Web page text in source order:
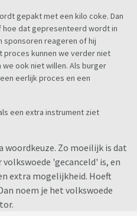
gepakt met een kilo coke. Dan
hoe dat gepresenteerd wordt in
sponsoren reageren of hij
proces kunnen we verder niet
ook niet willen. Als burger
eerlijk proces en een
een extra instrument ziet
woordkeuze. Zo moeilijk is dat
'gecanceld' is, en
extra mogelijkheid. Hoeft
noem je het volkswoede